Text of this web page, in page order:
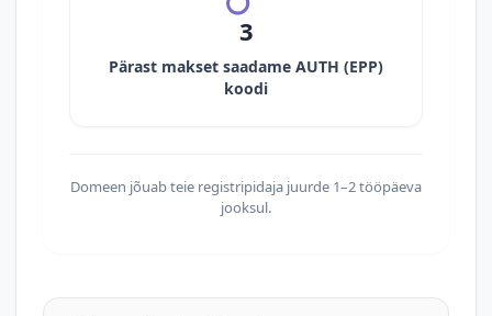
3
Pärast makset saadame AUTH (EPP)
koodi
Domeen jõuab teie registripidaja juurde 1–2 tööpäeva
jooksul.